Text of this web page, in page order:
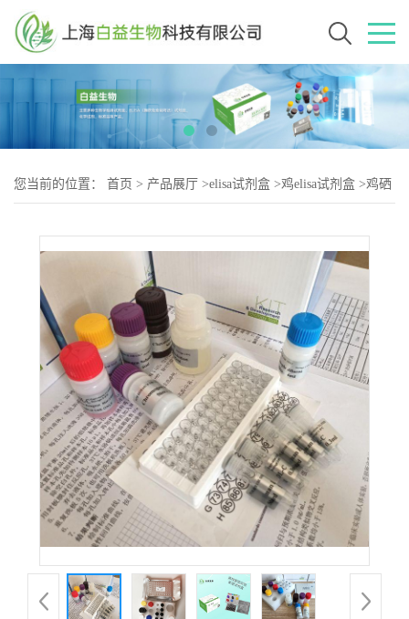
您当前的位置： 首页 > 产品展厅 >elisa试剂盒 >鸡elisa试剂盒 >鸡硒